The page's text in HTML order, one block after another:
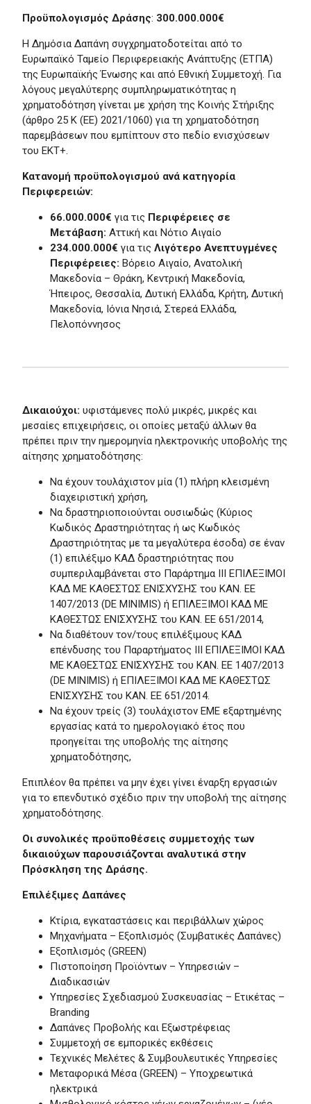
Προϋπολογισμός Δράσης: 300.000.000€
Η Δημόσια Δαπάνη συγχρηματοδοτείται από το
Ευρωπαϊκό Ταμείο Περιφερειακής Ανάπτυξης (ΕΤΠΑ)
της Ευρωπαϊκής Ένωσης και από Εθνική Συμμετοχή. Για
λόγους μεγαλύτερης συμπληρωματικότητας η
χρηματοδότηση γίνεται με χρήση της Κοινής Στήριξης
(άρθρο 25 Κ (ΕΕ) 2021/1060) για τη χρηματοδότηση
παρεμβάσεων που εμπίπτουν στο πεδίο ενισχύσεων
του ΕΚΤ+.
Κατανομή προϋπολογισμού ανά κατηγορία
Περιφερειών:
66.000.000€ για τις Περιφέρειες σε
Μετάβαση:Αττική και Νότιο Αιγαίο
234.000.000€ για τιςΛιγότερο Ανεπτυγμένες
Περιφέρειες:Βόρειο Αιγαίο, Ανατολική
Μακεδονία – Θράκη, Κεντρική Μακεδονία,
Ήπειρος, Θεσσαλία, Δυτική Ελλάδα, Κρήτη, Δυτική
Μακεδονία, Ιόνια Νησιά, Στερεά Ελλάδα,
Πελοπόννησος
Δικαιούχοι: υφιστάμενες πολύ μικρές, μικρές και
μεσαίες επιχειρήσεις, οι οποίες μεταξύ άλλων θα
πρέπει πριν την ημερομηνία ηλεκτρονικής υποβολής της
αίτησης χρηματοδότησης:
Να έχουν τουλάχιστον μία (1) πλήρη κλεισμένη
διαχειριστική χρήση,
Να δραστηριοποιούνται ουσιωδώς (Κύριος
Κωδικός Δραστηριότητας ή ως Κωδικός
Δραστηριότητας με τα μεγαλύτερα έσοδα) σε έναν
(1) επιλέξιμο ΚΑΔ δραστηριότητας που
συμπεριλαμβάνεται στο Παράρτημα III ΕΠΙΛΕΞΙΜΟΙ
ΚΑΔ ΜΕ ΚΑΘΕΣΤΩΣ ΕΝΙΣΧΥΣΗΣ του ΚΑΝ. ΕΕ
1407/2013 (DE MINIMIS) ή ΕΠΙΛΕΞΙΜΟΙ ΚΑΔ ΜΕ
ΚΑΘΕΣΤΩΣ ΕΝΙΣΧΥΣΗΣ του ΚΑΝ. ΕΕ 651/2014,
Να διαθέτουν τον/τους επιλέξιμους ΚΑΔ
επένδυσης του Παραρτήματος III ΕΠΙΛΕΞΙΜΟΙ ΚΑΔ
ΜΕ ΚΑΘΕΣΤΩΣ ΕΝΙΣΧΥΣΗΣ του ΚΑΝ. ΕΕ 1407/2013
(DE MINIMIS) ή ΕΠΙΛΕΞΙΜΟΙ ΚΑΔ ΜΕ ΚΑΘΕΣΤΩΣ
ΕΝΙΣΧΥΣΗΣ του ΚΑΝ. ΕΕ 651/2014.
Να έχουν τρείς (3) τουλάχιστον ΕΜΕ εξαρτημένης
εργασίας κατά το ημερολογιακό έτος που
προηγείται της υποβολής της αίτησης
χρηματοδότησης,
Επιπλέον θα πρέπει να μην έχει γίνει έναρξη εργασιών
για το επενδυτικό σχέδιο πριν την υποβολή της αίτησης
χρηματοδότησης.
Οι συνολικές προϋποθέσεις συμμετοχής των
δικαιούχων παρουσιάζονται αναλυτικά στην
Πρόσκληση της Δράσης.
Επιλέξιμες Δαπάνες
Κτίρια, εγκαταστάσεις και περιβάλλων χώρος
Μηχανήματα – Εξοπλισμός (Συμβατικές Δαπάνες)
Εξοπλισμός (GREEN)
Πιστοποίηση Προϊόντων – Υπηρεσιών –
Διαδικασιών
Υπηρεσίες Σχεδιασμού Συσκευασίας – Ετικέτας –
Branding
Δαπάνες Προβολής και Εξωστρέφειας
Συμμετοχή σε εμπορικές εκθέσεις
Τεχνικές Μελέτες & Συμβουλευτικές Υπηρεσίες
Μεταφορικά Μέσα (GREEN) – Υποχρεωτικά
ηλεκτρικά